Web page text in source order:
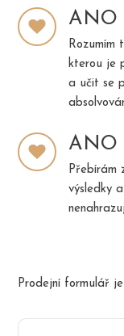
ANO
Rozumím
kterou je
a učit se
ANO
Přebírám
výsledky
Prodejní formulář